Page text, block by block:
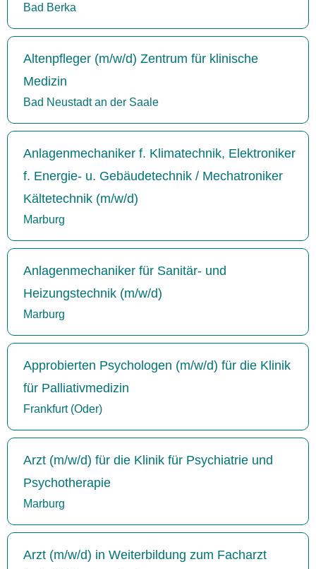
Bad Berka
Altenpfleger (m/w/d) Zentrum für klinische
Medizin
Bad Neustadt an der Saale
Anlagenmechaniker f. Klimatechnik, Elektroniker
f. Energie- u. Gebäudetechnik / Mechatroniker
Kältetechnik (m/w/d)
Marburg
Anlagenmechaniker für Sanitär- und
Heizungstechnik (m/w/d)
Marburg
Approbierten Psychologen (m/w/d) für die Klinik
für Palliativmedizin
Frankfurt (Oder)
Arzt (m/w/d) für die Klinik für Psychiatrie und
Psychotherapie
Marburg
Arzt (m/w/d) in Weiterbildung zum Facharzt